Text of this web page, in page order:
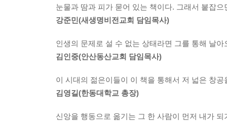
그렇다고 유리벽을 만들어서 따로 떼어 놓을 수
될지도 모른다. 그런 사태를 막기 위해서 또래들
어린 시절에 나는 평생 직업을 가질 수 없을 것
미래가 보이지 않던 나의 절망에 하나님은 기적
- Nick Vujicic
눈물과 땀과 피가 묻어 있는 책이다. 그래서 붙잡으
강준민(새생명비전교회 담임목사)
인생의 문제로 설 수 없는 상태라면 그를 통해 날아
김인중(안산동산교회 담임목사)
이 시대의 젊은이들이 이 책을 통해서 저 넓은 창
김영길(한동대학교 총장)
신앙을 행동으로 옮기는 그 한 사람이 먼저 내가 되